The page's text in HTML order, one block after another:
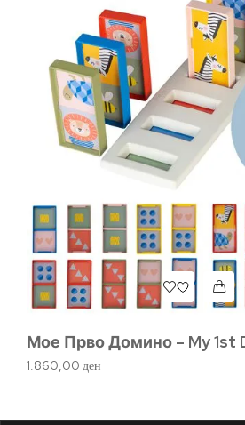
Мое Прво Домино – My 1st
1.860,00 ден